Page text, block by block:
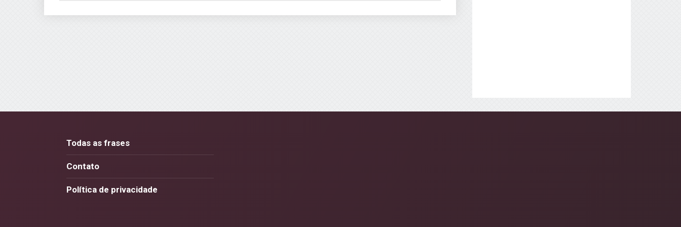
Todas as frases
Contato
Política de privacidade